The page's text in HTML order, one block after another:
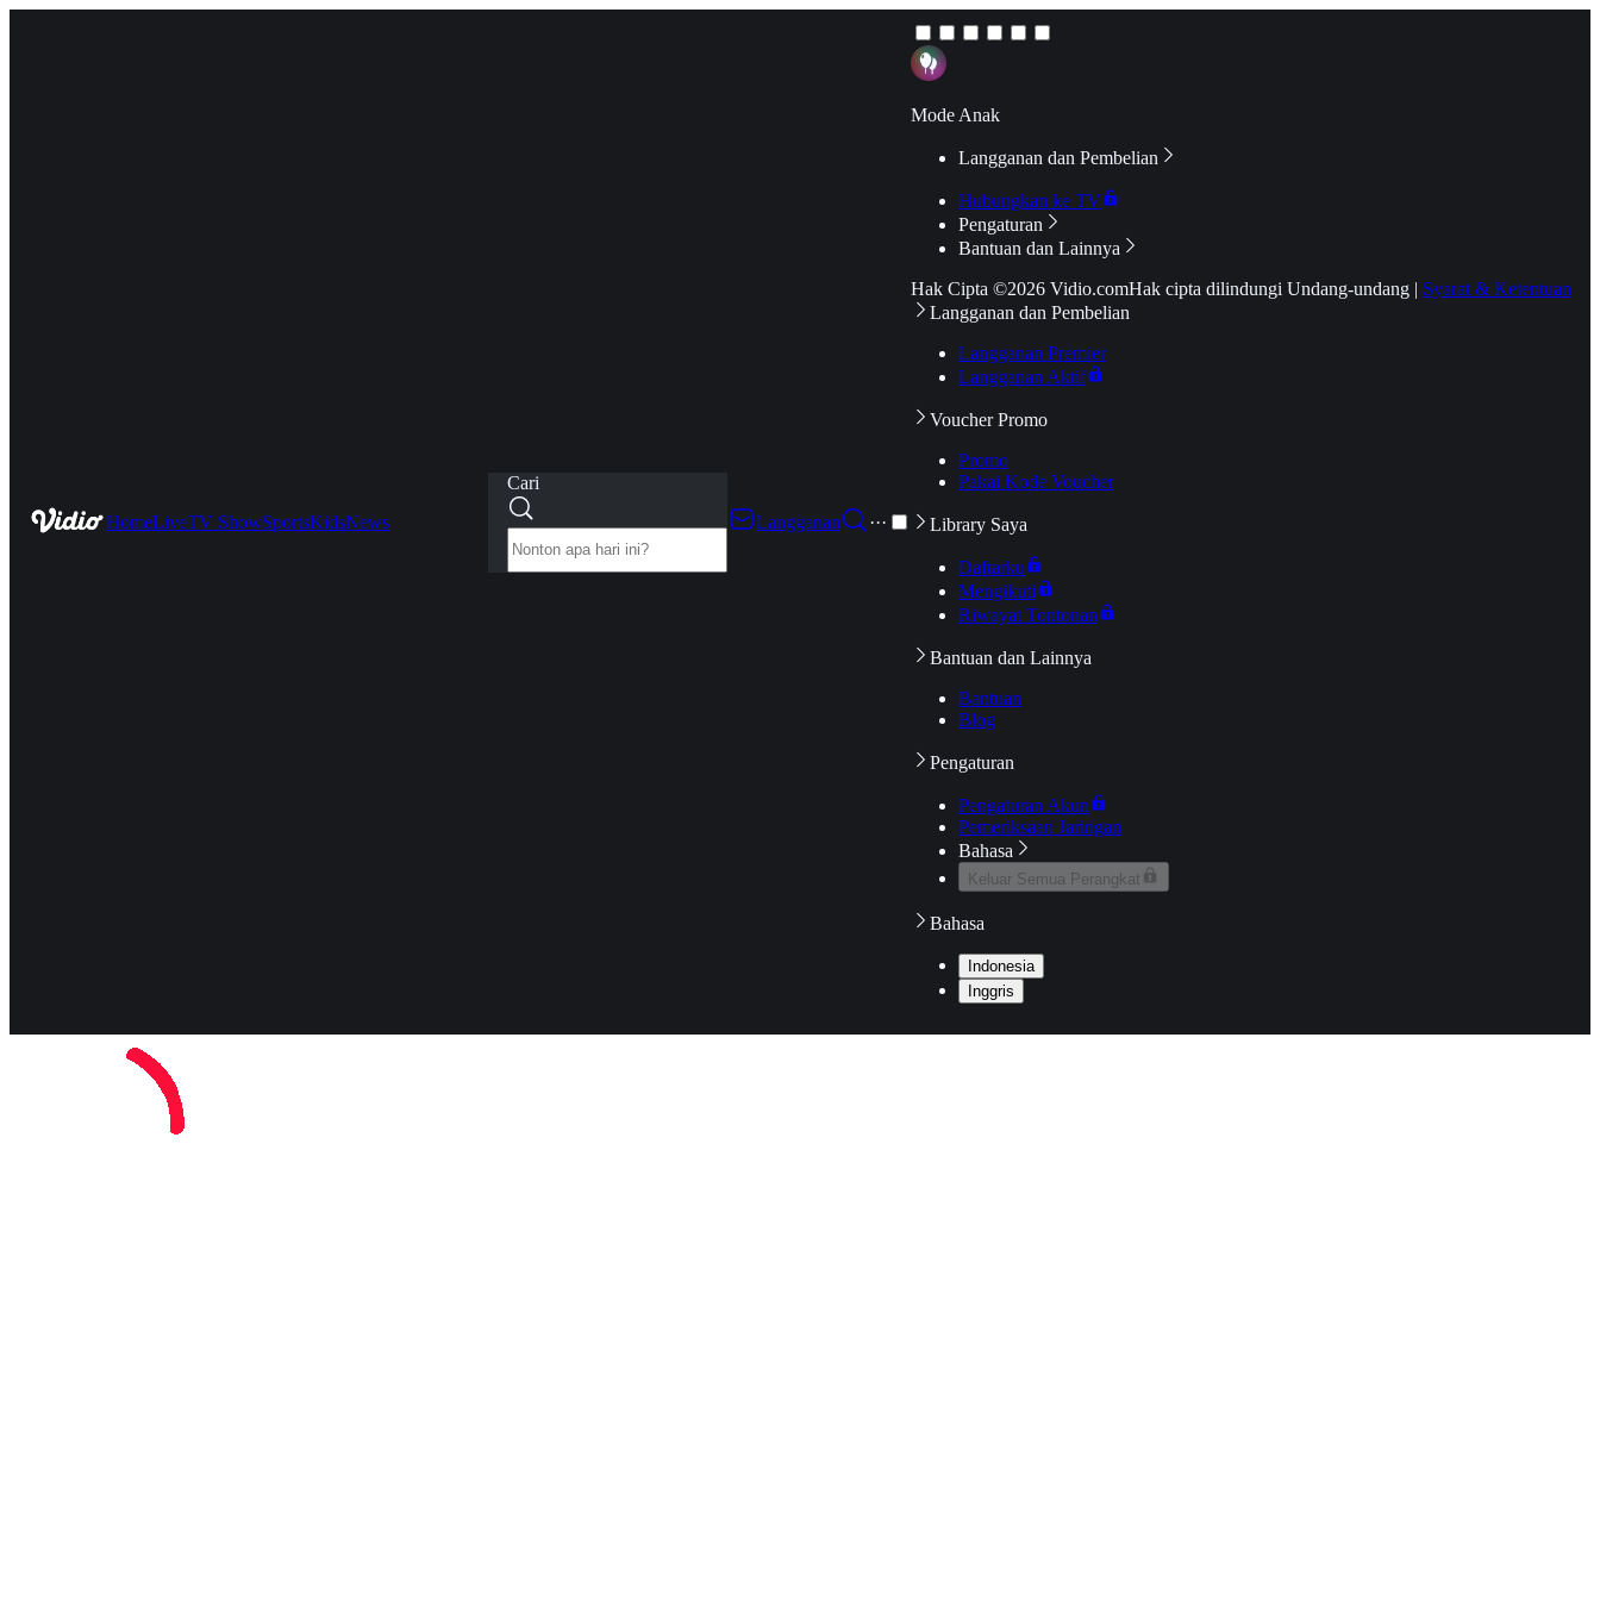
HomeLiveTV ShowSportsKidsNews
Cari
Langganan
···
Mode Anak
Langganan dan Pembelian
Hubungkan ke TV
Pengaturan
Bantuan dan Lainnya
Hak Cipta ©2026 Vidio.comHak cipta dilindungi Undang-undang | Syarat & Ketentuan
Langganan dan Pembelian
Langganan Premier
Langganan Aktif
Voucher Promo
Promo
Pakai Kode Voucher
Library Saya
Daftarku
Mengikuti
Riwayat Tontonan
Bantuan dan Lainnya
Bantuan
Blog
Pengaturan
Pengaturan Akun
Pemeriksaan Jaringan
Bahasa
Keluar Semua Perangkat
Bahasa
Indonesia
Inggris